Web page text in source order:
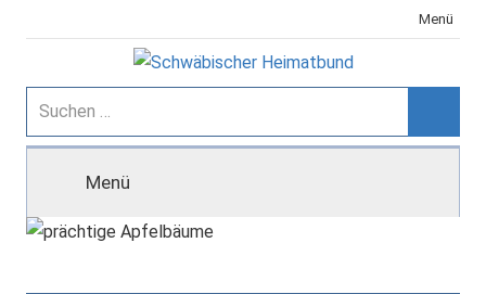
Inhalt
Menü
Schwäbischer
Heimatbund
Suchen
nach:
Menü